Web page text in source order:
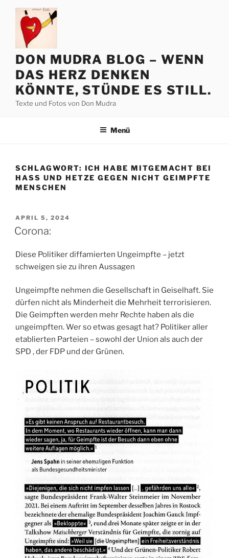
Zum
springen
DON MUDRA BLOG – WENN
DAS HERZ DENKEN
KÖNNTE, STÜNDE ES STILL.
Texte und Fotos von Don Mudra
Menü
SCHLAGWORT: ICH HABE MITGEMACHT BEI
HASS UND HETZE GEGEN NICHT GEIMPFTE
MENSCHEN
VERÖFFENTLICHT
AM
APRIL 5, 2024
Corona:
Diese Politiker diffamierten Ungeimpfte – jetzt
schweigen sie zu ihren Aussagen
Ungeimpfte nehmen die Gesellschaft in Geiselhaft. Sie
dürfen nicht als Minderheit die Mehrheit terrorisieren.
Die Geimpften werden mehr Rechte haben als die
ungeimpften. Wer so etwas gesagt hat? Politiker aller
etablierten Parteien – sowohl der Union als auch der
SPD , der FDP und der Grünen.